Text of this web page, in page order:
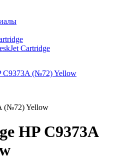
Cartridge
(№72) Yellow
HP C9373A